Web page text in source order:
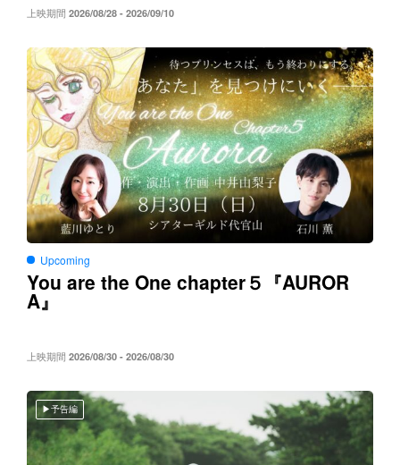
上映期間 2026/08/28 - 2026/09/10
Upcoming
You are the One chapter５ 『AUROR
A』
上映期間 2026/08/30 - 2026/08/30
予告編